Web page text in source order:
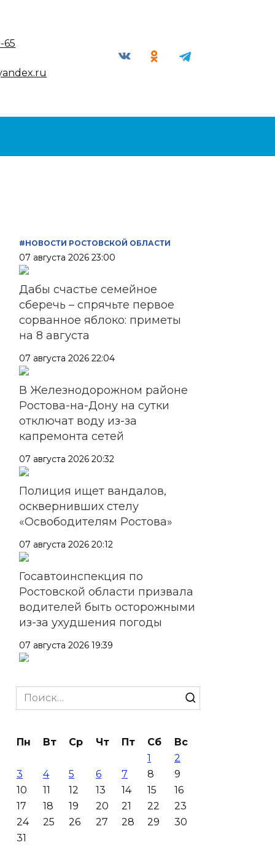
65
#НОВОСТИ РОСТОВСКОЙ ОБЛАСТИ
07 августа 2026 23:00
Дабы счастье семейное
сберечь – спрячьте первое
сорванное яблоко: приметы
на 8 августа
07 августа 2026 22:04
В Железнодорожном районе
Ростова-на-Дону на сутки
отключат воду из-за
капремонта сетей
07 августа 2026 20:32
Полиция ищет вандалов,
осквернивших стелу
«Освободителям Ростова»
07 августа 2026 20:12
Госавтоинспекция по
Ростовской области призвала
водителей быть осторожными
из-за ухудшения погоды
07 августа 2026 19:39
и турниры: как в Ростове
отметят День физкультурника
В Таганроге из-за аварии
отключили свет на четырех
улицах
07 августа 2026 18:42
Search
for:
Пн Вт Ср Чт Пт Сб
Вс
1
2
3
4 5 6 7 8
9
10
11 12 13 14 15
16
17
18 19 20 21 22
23
24
25 26 27 28 29
30
31